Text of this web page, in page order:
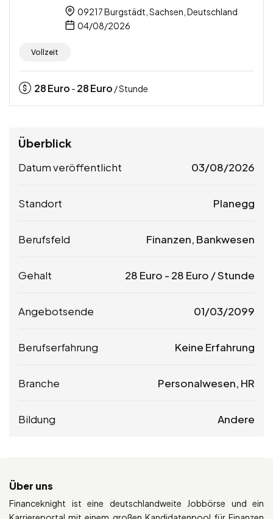
09217 Burgstädt, Sachsen, Deutschland
04/08/2026
Vollzeit
28Euro - 28Euro / Stunde
Überblick
Datum veröffentlicht 03/08/2026
Standort Planegg
Berufsfeld Finanzen, Bankwesen
Gehalt 28 Euro - 28 Euro / Stunde
Angebotsende 01/03/2099
Berufserfahrung Keine Erfahrung
Branche Personalwesen, HR
Bildung Andere
Über uns
Financeknight ist eine deutschlandweite Jobbörse und ein